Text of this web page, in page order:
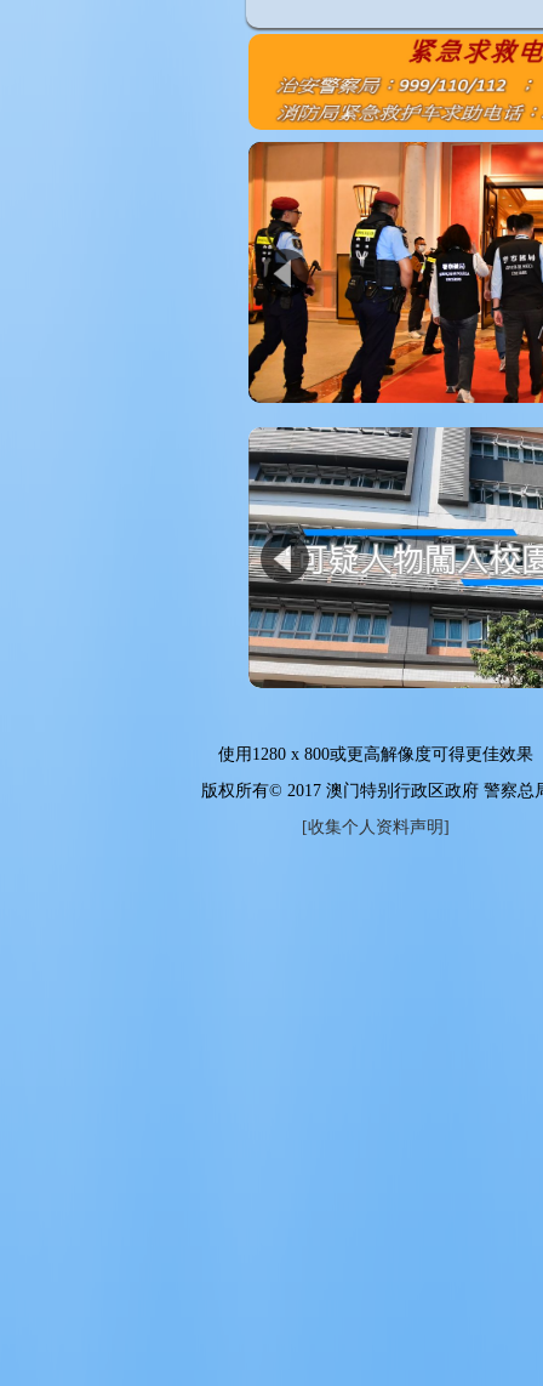
使用 1280 x 800或更高解像度可得更佳效果
版权所有© 2017 澳门特别行政区政府 警察总
[收集个人资料声明]